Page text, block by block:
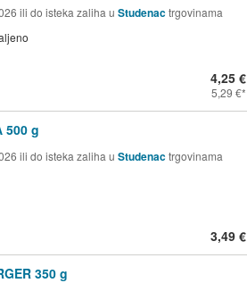
ili do isteka zaliha u Studenactrgovinama
4,25 €
5,29 €
500 g
ili do isteka zaliha u Studenactrgovinama
3,49 €
350 g